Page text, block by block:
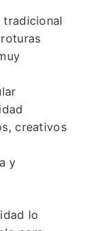
tradicional
creativos
y
lo